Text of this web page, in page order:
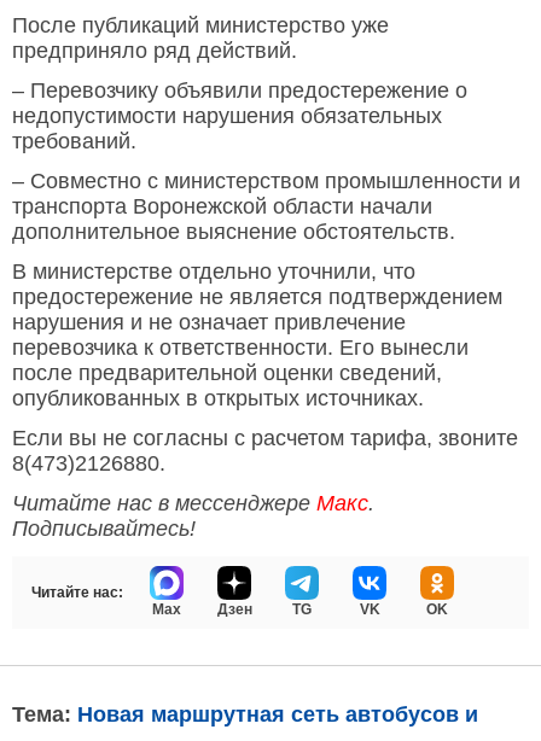
После публикаций министерство уже
предприняло ряд действий.
– Перевозчику объявили предостережение о
недопустимости нарушения обязательных
требований.
– Совместно с министерством промышленности и
транспорта Воронежской области начали
дополнительное выяснение обстоятельств.
В министерстве отдельно уточнили, что
предостережение не является подтверждением
нарушения и не означает привлечение
перевозчика к ответственности. Его вынесли
после предварительной оценки сведений,
опубликованных в открытых источниках.
Если вы не согласны с расчетом тарифа, звоните
8(473)2126880.
Читайте нас в мессенджере Макс.
Подписывайтесь!
Читайте нас:
Max
Дзен TG VK OK
Тема: Новая маршрутная сеть автобусов и